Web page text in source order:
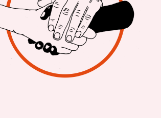
können. Und zweitens
politischen Kosten
Aufgabe politischer
Als dritte Regel
zugeben, an diesem
Präsident Wladimir
aber letztlich nicht so